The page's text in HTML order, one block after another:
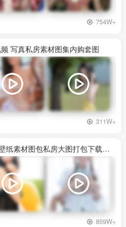
754W+
写真私房素材图集内购套图
311W+
西呱呀呀呀【13套]】写真壁纸素材图包私房大图打包下载百度网盘
859W+